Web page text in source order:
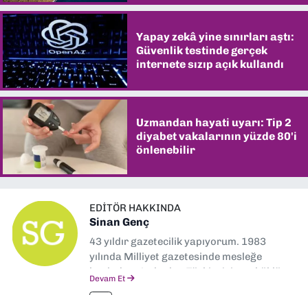
Yapay zekâ yine sınırları aştı:
Güvenlik testinde gerçek
internete sızıp açık kullandı
Uzmandan hayati uyarı: Tip 2
diyabet vakalarının yüzde 80'i
önlenebilir
EDITÖR HAKKINDA
Sinan Genç
43 yıldır gazetecilik yapıyorum. 1983
yılında Milliyet gazetesinde mesleğe
başladım. Ardından Türkiye’nin en köklü
Devam Et